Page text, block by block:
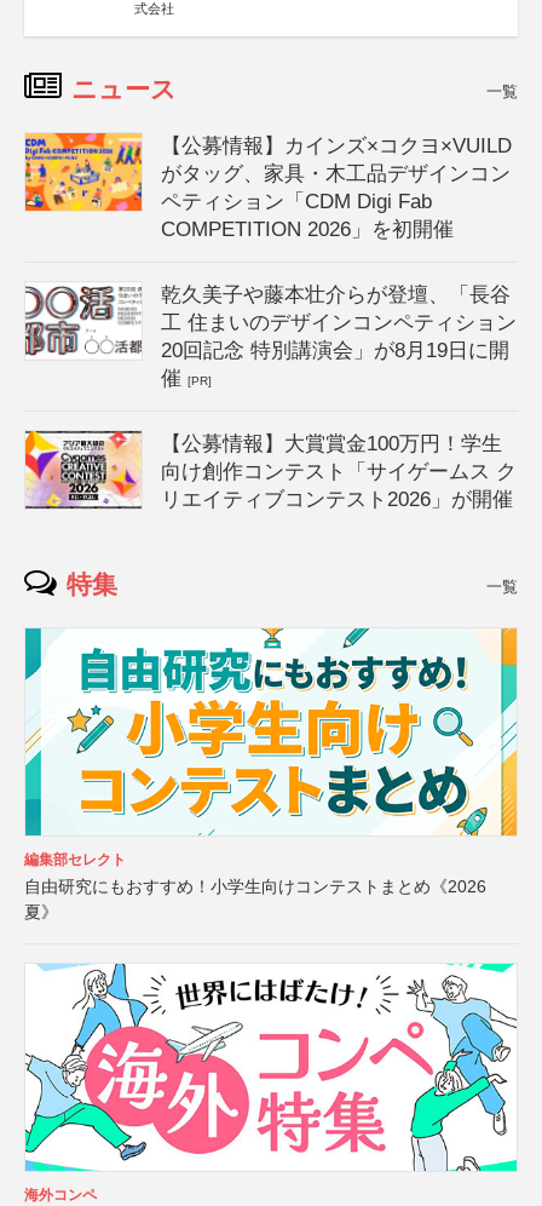
式会社
ニュース 一覧
【公募情報】カインズ×コクヨ×VUILD
がタッグ、家具・木工品デザインコン
ペティション「CDM Digi Fab
COMPETITION 2026」を初開催
乾久美子や藤本壮介らが登壇、「長谷
工 住まいのデザインコンペティション
20回記念 特別講演会」が8月19日に開
催[PR]
【公募情報】大賞賞金100万円！学生
向け創作コンテスト「サイゲームス ク
リエイティブコンテスト2026」が開催
特集 一覧
編集部セレクト
自由研究にもおすすめ！小学生向けコンテストまとめ《2026
夏》
海外コンペ